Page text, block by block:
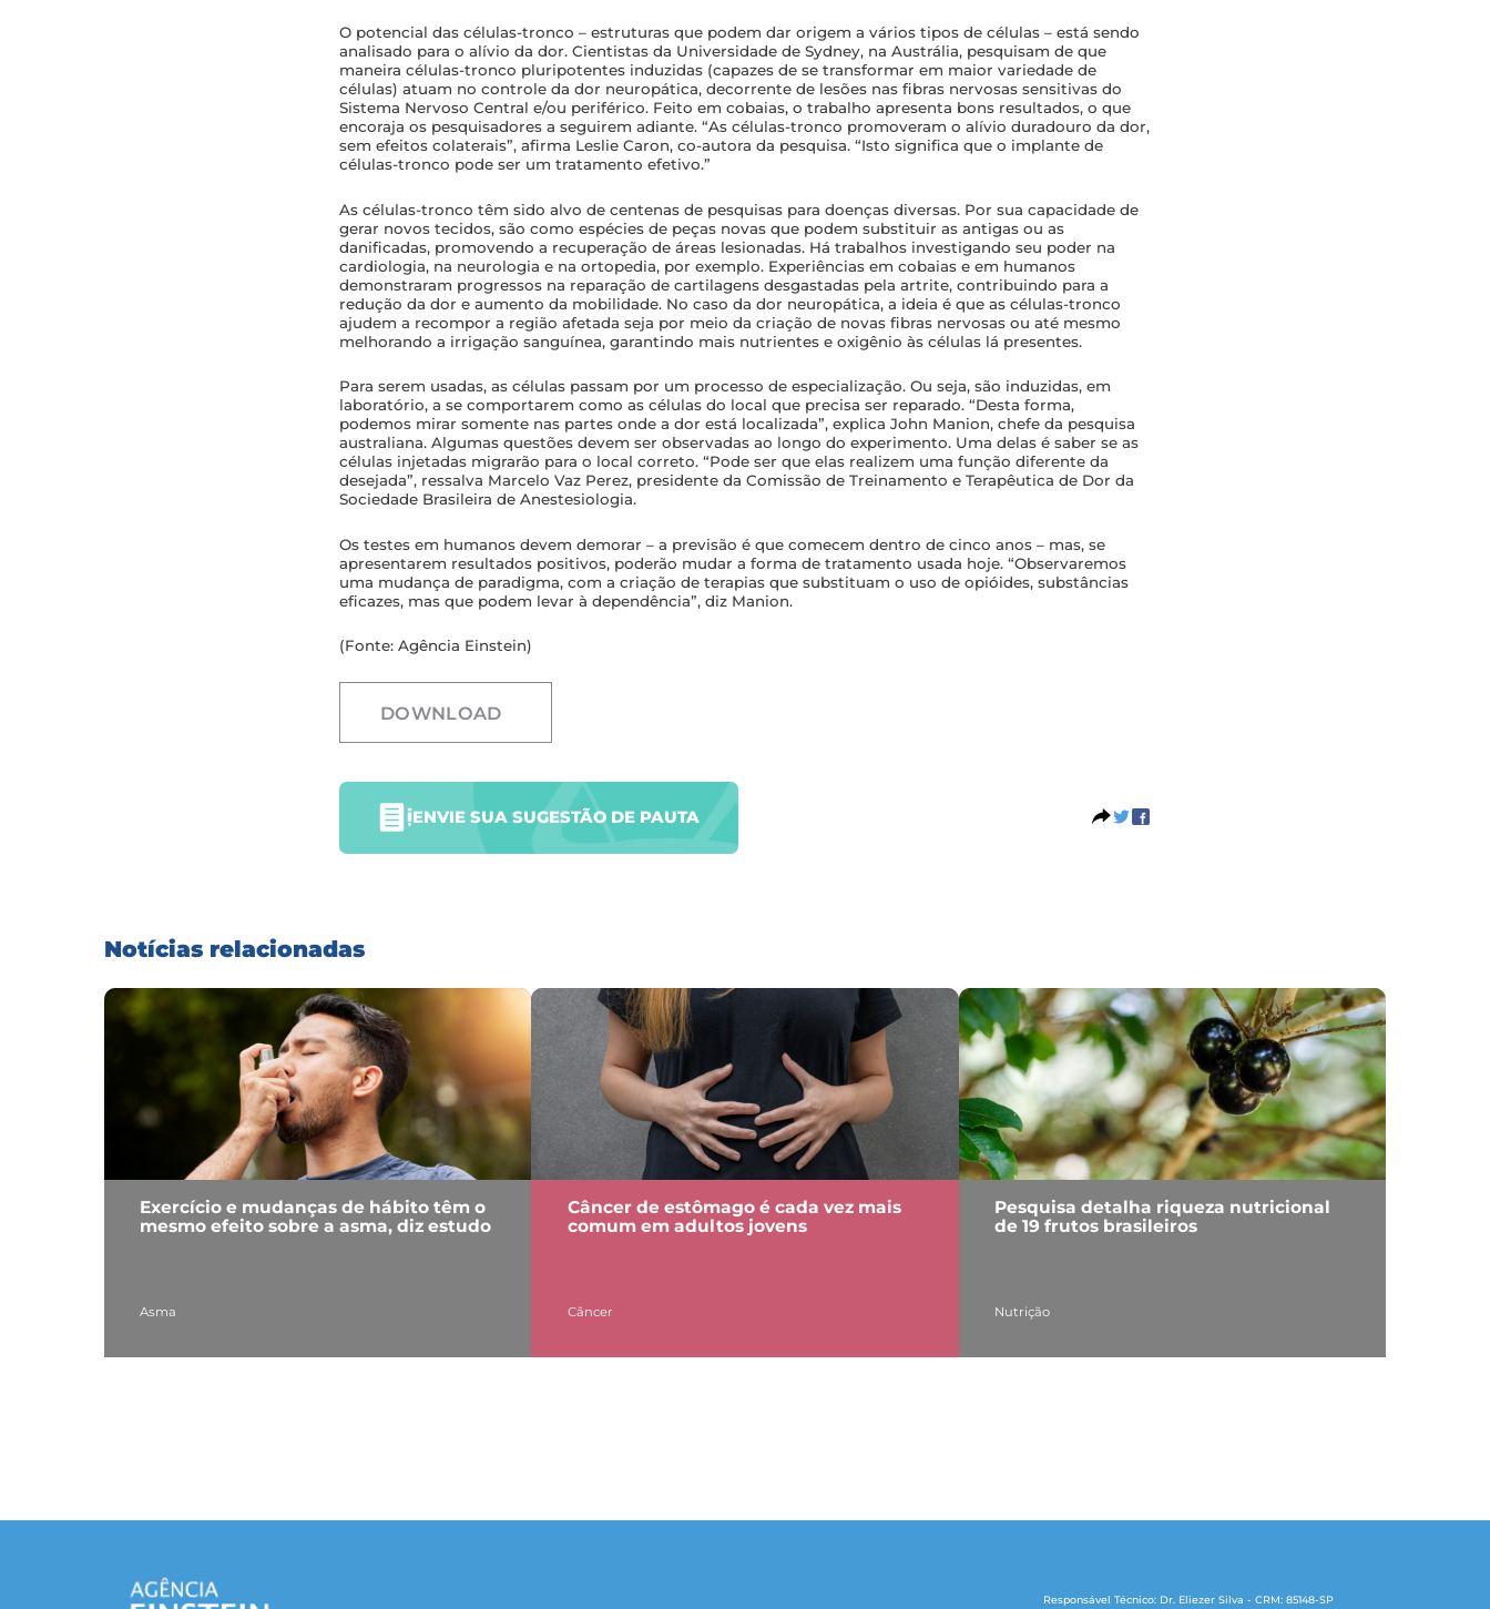
O potencial das células-tronco – estruturas que podem dar origem a vários tipos de células – está sendo
analisado para o alívio da dor. Cientistas da Universidade de Sydney, na Austrália, pesquisam de que
maneira células-tronco pluripotentes induzidas (capazes de se transformar em maior variedade de
células) atuam no controle da dor neuropática, decorrente de lesões nas fibras nervosas sensitivas do
Sistema Nervoso Central e/ou periférico. Feito em cobaias, o trabalho apresenta bons resultados, o que
encoraja os pesquisadores a seguirem adiante. “As células-tronco promoveram o alívio duradouro da dor,
sem efeitos colaterais”, afirma Leslie Caron, co-autora da pesquisa. “Isto significa que o implante de
células-tronco pode ser um tratamento efetivo.”
As células-tronco têm sido alvo de centenas de pesquisas para doenças diversas. Por sua capacidade de
gerar novos tecidos, são como espécies de peças novas que podem substituir as antigas ou as
danificadas, promovendo a recuperação de áreas lesionadas. Há trabalhos investigando seu poder na
cardiologia, na neurologia e na ortopedia, por exemplo. Experiências em cobaias e em humanos
demonstraram progressos na reparação de cartilagens desgastadas pela artrite, contribuindo para a
redução da dor e aumento da mobilidade. No caso da dor neuropática, a ideia é que as células-tronco
ajudem a recompor a região afetada seja por meio da criação de novas fibras nervosas ou até mesmo
melhorando a irrigação sanguínea, garantindo mais nutrientes e oxigênio às células lá presentes.
Para serem usadas, as células passam por um processo de especialização. Ou seja, são induzidas, em
laboratório, a se comportarem como as células do local que precisa ser reparado. “Desta forma,
podemos mirar somente nas partes onde a dor está localizada”, explica John Manion, chefe da pesquisa
australiana. Algumas questões devem ser observadas ao longo do experimento. Uma delas é saber se as
células injetadas migrarão para o local correto. “Pode ser que elas realizem uma função diferente da
desejada”, ressalva Marcelo Vaz Perez, presidente da Comissão de Treinamento e Terapêutica de Dor da
Sociedade Brasileira de Anestesiologia.
Os testes em humanos devem demorar – a previsão é que comecem dentro de cinco anos – mas, se
apresentarem resultados positivos, poderão mudar a forma de tratamento usada hoje. “Observaremos
uma mudança de paradigma, com a criação de terapias que substituam o uso de opióides, substâncias
eficazes, mas que podem levar à dependência”, diz Manion.
(Fonte: Agência Einstein)
DOWNLOAD
ENVIE SUA SUGESTÃO DE PAUTA
Notícias relacionadas
Exercício e mudanças de hábito têm o
mesmo efeito sobre a asma, diz estudo
Asma
Câncer de estômago é cada vez mais
comum em adultos jovens
Câncer
Pesquisa detalha riqueza nutricional
de 19 frutos brasileiros
Nutrição
Responsável Técnico: Dr. Eliezer Silva - CRM: 85148-SP